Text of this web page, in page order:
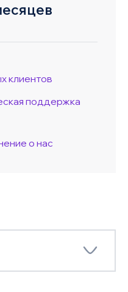
клиентов
поддержка
о нас